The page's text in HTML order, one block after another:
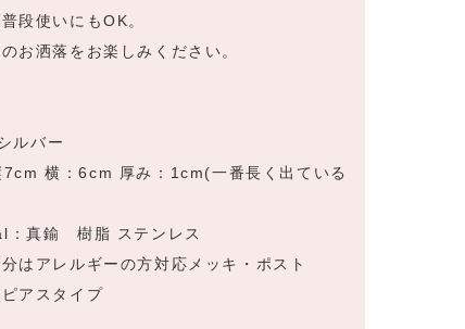
段使いにもOK。
お洒落をお楽しみください。
ルバー
横：6cm 厚み：1cm(一番長く出ている
：真鍮 樹脂 ステンレス
はアレルギーの方対応メッキ・ポスト
アスタイプ